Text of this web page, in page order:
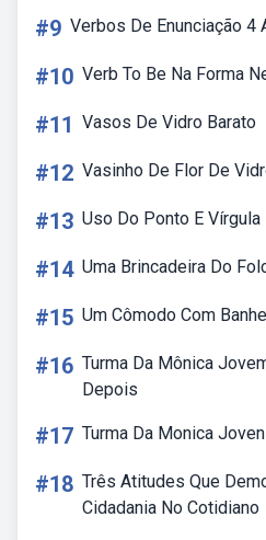
#9 Verbos De Enunciação 4
#10 Verb To Be Na Forma
#11 Vasos De Vidro Barato
#12 Vasinho De Flor De
#13 Uso Do Ponto E Vírgula
#14 Uma Brincadeira Do
#15 Um Cômodo Com
#16 Turma Da Mônica
Depois
#17 Turma Da Monica
#18 Três Atitudes Que
Cidadania No Cotidiano